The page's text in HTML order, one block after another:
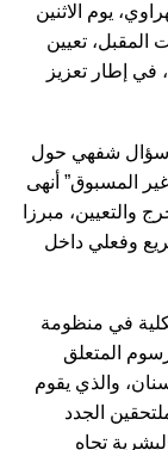
يوم الاثنين
المقبل، تعيين
في إطار تعزيز
سؤال شفهي حول
المسبوق” أنهى
والتعيين، مبرزا
وفعلي داخل
في منظومة
المتعلق
والذي يقوم
الجدد
تجاه